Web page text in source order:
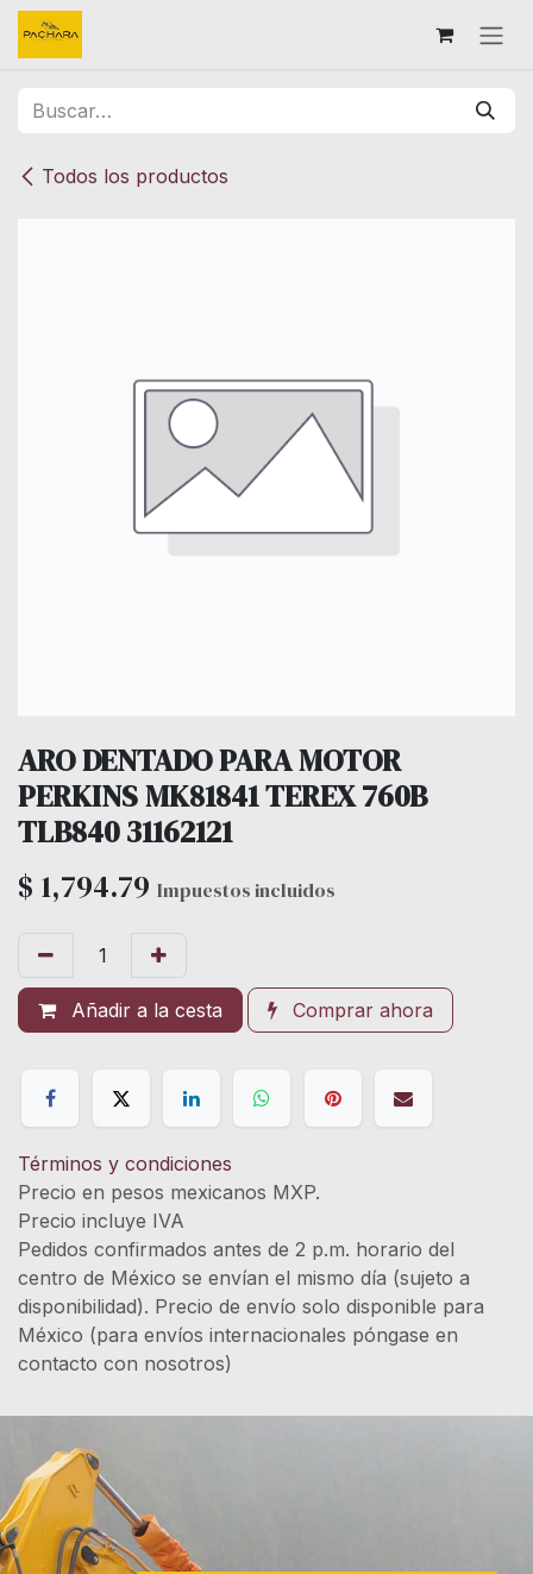
Ir al contenido
Todos los productos
ARO DENTADO PARA MOTOR
PERKINS MK81841 TEREX 760B
TLB840 31162121
$ 1,794.79 Impuestos incluidos
Añadir a la cesta Comprar ahora
Términos y condiciones
Precio en pesos mexicanos MXP.
Precio incluye IVA
Pedidos confirmados antes de 2 p.m. horario del
centro de México se envían el mismo día (sujeto a
disponibilidad). Precio de envío solo disponible para
México (para envíos internacionales póngase en
contacto con nosotros)